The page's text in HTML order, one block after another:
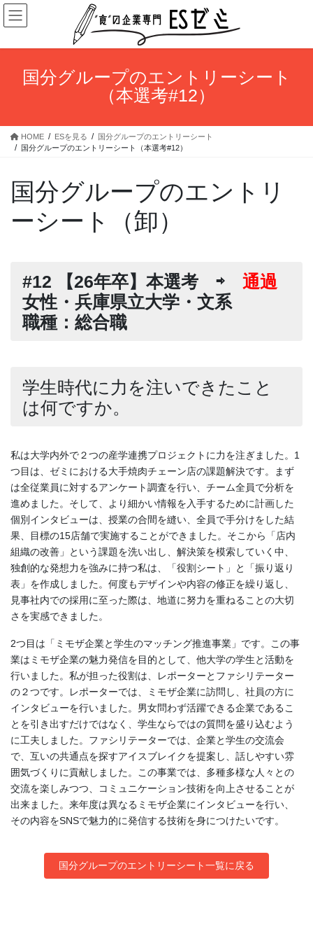
コ
ン
ン
ッ
ナ
ビ
ー
移
国分グループのエントリーシート
（本選考#12）
HOME ESを見る
国分グループのエントリーシート
国分グループのエントリーシート（本選考#12）
国分グループのエントリ
ーシート（卸）
#12 【26年卒】本選考 ⇨通過
女性・兵庫県立大学・文系
職種：総合職
学生時代に力を注いできたこと
は何ですか。
私は大学内外で２つの産学連携プロジェクトに力を注ぎました。1
つ目は、ゼミにおける大手焼肉チェーン店の課題解決です。まず
は全従業員に対するアンケート調査を行い、チーム全員で分析を
進めました。そして、より細かい情報を入手するために計画した
個別インタビューは、授業の合間を縫い、全員で手分けをした結
果、目標の15店舗で実施することができました。そこから「店内
組織の改善」という課題を洗い出し、解決策を模索していく中、
独創的な発想力を強みに持つ私は、「役割シート」と「振り返り
表」を作成しました。何度もデザインや内容の修正を繰り返し、
見事社内での採用に至った際は、地道に努力を重ねることの大切
さを実感できました。
2つ目は「ミモザ企業と学生のマッチング推進事業」です。この事
業はミモザ企業の魅力発信を目的として、他大学の学生と活動を
行いました。私が担った役割は、レポーターとファシリテーター
の２つです。レポーターでは、ミモザ企業に訪問し、社員の方に
インタビューを行いました。男女問わず活躍できる企業であるこ
とを引き出すだけではなく、学生ならではの質問を盛り込むよう
に工夫しました。ファシリテーターでは、企業と学生の交流会
で、互いの共通点を探すアイスブレイクを提案し、話しやすい雰
囲気づくりに貢献しました。この事業では、多種多様な人々との
交流を楽しみつつ、コミュニケーション技術を向上させることが
出来ました。来年度は異なるミモザ企業にインタビューを行い、
その内容をSNSで魅力的に発信する技術を身につけたいです。
国分グループのエントリーシート一覧に戻る